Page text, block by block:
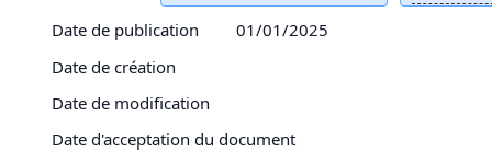
Date de publication
01/01/2025
Date de création
Date de modification
Date d'acceptation du document